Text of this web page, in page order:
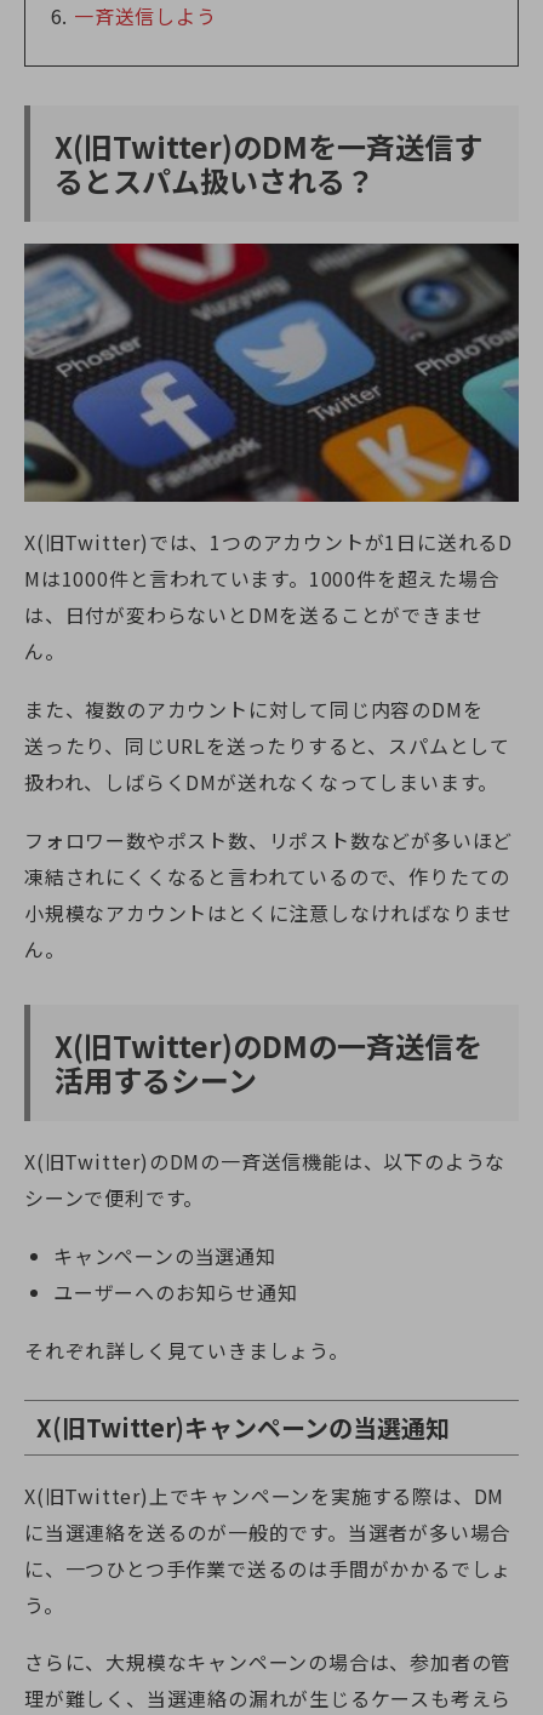
一斉送信しよう
X(旧Twitter)のDMを一斉送信す
るとスパム扱いされる？
X(旧Twitter)では、1つのアカウントが1日に送れるD
Mは1000件と言われています。1000件を超えた場合
は、日付が変わらないとDMを送ることができませ
ん。
また、複数のアカウントに対して同じ内容のDMを
送ったり、同じURLを送ったりすると、スパムとして
扱われ、しばらくDMが送れなくなってしまいます。
フォロワー数やポスト数、リポスト数などが多いほど
凍結されにくくなると言われているので、作りたての
小規模なアカウントはとくに注意しなければなりませ
ん。
X(旧Twitter)のDMの一斉送信を
活用するシーン
X(旧Twitter) のDMの一斉送信機能は、以下のような
シーンで便利です。
キャンペーンの当選通知
ユーザーへのお知らせ通知
それぞれ詳しく見ていきましょう。
X(旧Twitter)キャンペーンの当選通知
X(旧Twitter) 上でキャンペーンを実施する際は、DM
に当選連絡を送るのが一般的です。当選者が多い場合
に、一つひとつ手作業で送るのは手間がかかるでしょ
う。
さらに、大規模なキャンペーンの場合は、参加者の管
理が難しく、当選連絡の漏れが生じるケースも考えら